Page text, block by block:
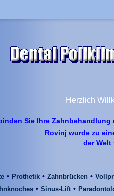
Herzlich
Sie Ihre
Rovinj wurde zu
der Welt
• Prothetik • Zahnbrücken •
• Sinus-Lift •